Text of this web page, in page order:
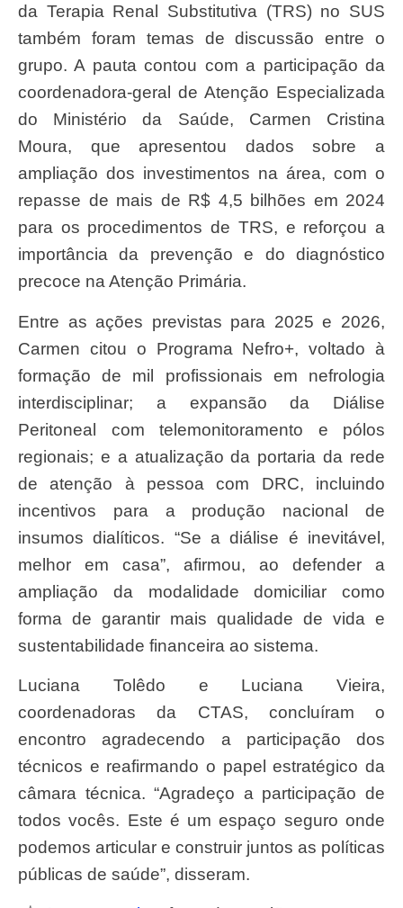
da Terapia Renal Substitutiva (TRS) no SUS
também foram temas de discussão entre o
grupo. A pauta contou com a participação da
coordenadora-geral de Atenção Especializada
do Ministério da Saúde, Carmen Cristina
Moura, que apresentou dados sobre a
ampliação dos investimentos na área, com o
repasse de mais de R$ 4,5 bilhões em 2024
para os procedimentos de TRS, e reforçou a
importância da prevenção e do diagnóstico
precoce na Atenção Primária.
Entre as ações previstas para 2025 e 2026,
Carmen citou o Programa Nefro+, voltado à
formação de mil profissionais em nefrologia
interdisciplinar; a expansão da Diálise
Peritoneal com telemonitoramento e pólos
regionais; e a atualização da portaria da rede
de atenção à pessoa com DRC, incluindo
incentivos para a produção nacional de
insumos dialíticos. “Se a diálise é inevitável,
melhor em casa”, afirmou, ao defender a
ampliação da modalidade domiciliar como
forma de garantir mais qualidade de vida e
sustentabilidade financeira ao sistema.
Luciana Tolêdo e Luciana Vieira,
coordenadoras da CTAS, concluíram o
encontro agradecendo a participação dos
técnicos e reafirmando o papel estratégico da
câmara técnica. “Agradeço a participação de
todos vocês. Este é um espaço seguro onde
podemos articular e construir juntos as políticas
públicas de saúde”, disseram.